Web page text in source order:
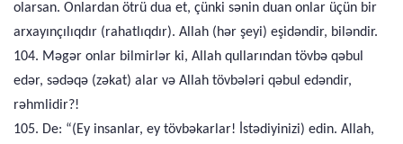
olarsan. Onlardan ötrü dua et, çünki sənin duan onlar üçün bir
arxayınçılıqdır (rahatlıqdır). Allah (hər şeyi) eşidəndir, biləndir.
104. Məgər onlar bilmirlər ki, Allah qullarından tövbə qəbul
edər, sədəqə (zəkat) alar və Allah tövbələri qəbul edəndir,
rəhmlidir?!
105. De: “(Ey insanlar, ey tövbəkarlar! İstədiyinizi) edin. Allah,